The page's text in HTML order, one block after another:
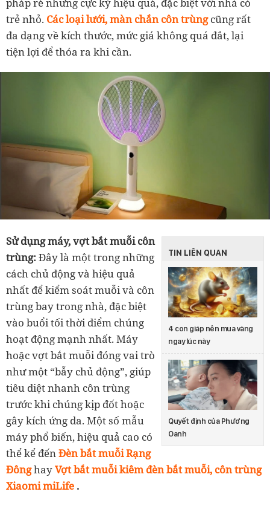
trẻ nhỏ. Các loại lưới, màn chắn côn trùngcũng rất
đa dạng về kích thước, mức giá không quá đắt, lại
tiện lợi để thóa ra khi cần.
TIN LIÊN QUAN
4 con giáp nên mua vàng
ngay lúc này
Quyết định của Phương
Oanh
Sử dụng máy, vợt bắt muỗi côn
trùng:Đây là một trong những
cách chủ động và hiệu quả
nhất để kiểm soát muỗi và côn
trùng bay trong nhà, đặc biệt
vào buổi tối thời điểm chúng
hoạt động mạnh nhất. Máy
hoặc vợt bắt muỗi đóng vai trò
như một “bẫy chủ động”, giúp
tiêu diệt nhanh côn trùng
trước khi chúng kịp đốt hoặc
gây kích ứng da. Một số mẫu
máy phổ biến, hiệu quả cao có
thể kể đếnĐèn bắt muỗi Rạng
ĐônghayVợt bắt muỗi kiêm đèn bắt muỗi, côn trùng
Xiaomi miLife .